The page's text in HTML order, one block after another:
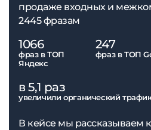
продаже входных и
2445 фразам
1066
фраз в ТОП
Яндекс
247
фраз в ТОП
в 5,1 раз
увеличили органический
В кейсе мы рассказываем